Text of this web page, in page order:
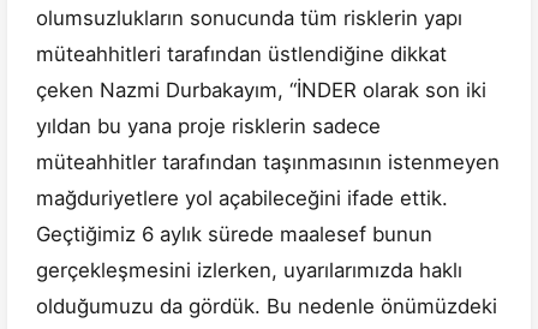
olumsuzlukların sonucunda tüm risklerin yapı
müteahhitleri tarafından üstlendiğine dikkat
çeken Nazmi Durbakayım, “İNDER olarak son iki
yıldan bu yana proje risklerin sadece
müteahhitler tarafından taşınmasının istenmeyen
mağduriyetlere yol açabileceğini ifade ettik.
Geçtiğimiz 6 aylık sürede maalesef bunun
gerçekleşmesini izlerken, uyarılarımızda haklı
olduğumuzu da gördük. Bu nedenle önümüzdeki